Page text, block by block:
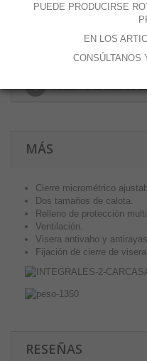
Añadir a la lista de
MÁS
Cierre micrométrico
Dos tamaños de calota.
Relleno de protección
Ventilación.
Visera antivaho y
Fijación de cierre de visera.
RESEÑAS
PUEDE PRODUCIRSE
EN LOS
CONSÚLTANOS